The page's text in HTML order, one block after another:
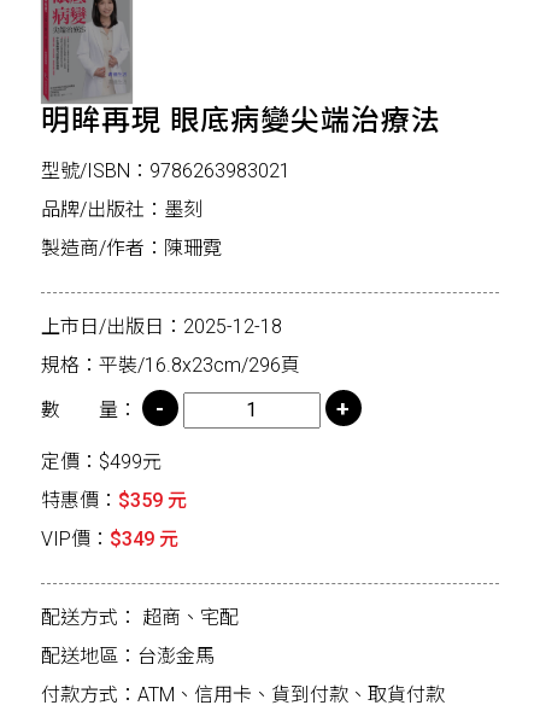
明眸再現 眼底病變尖端治療法
型號/ISBN：9786263983021
品牌/出版社：墨刻
製造商/作者：陳珊霓
上市日/出版日：2025-12-18
規格：平裝/16.8x23cm/296頁
數 量：
定價：$499元
特惠價： $359 元
VIP價： $349 元
配送方式： 超商、宅配
配送地區：台澎金馬
付款方式：ATM、信用卡、貨到付款、取貨付款